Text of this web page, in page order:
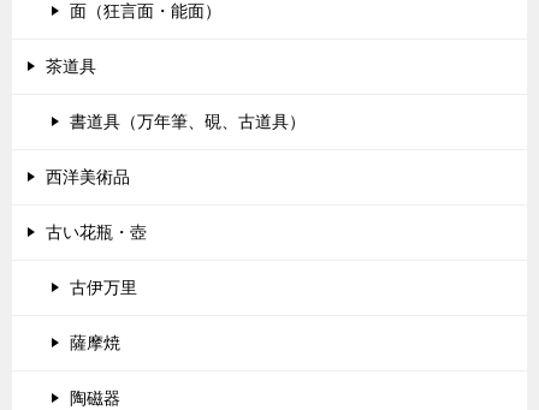
面（狂言面・能面）
茶道具
書道具（万年筆、硯、古道具）
西洋美術品
古い花瓶・壺
古伊万里
薩摩焼
陶磁器